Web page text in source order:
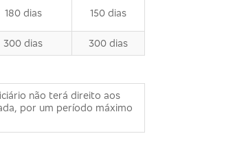
180 dias 150 dias
300 dias 300 dias
não terá direito aos
por um período máximo